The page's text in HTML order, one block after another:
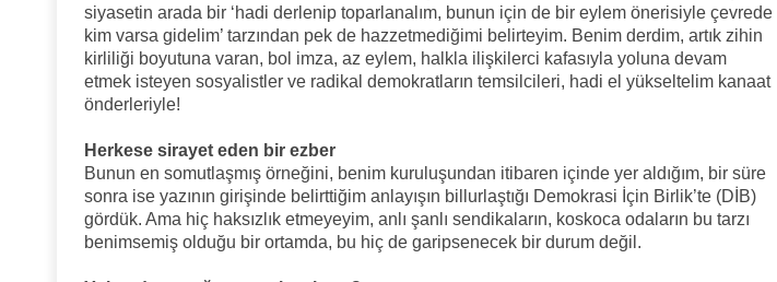
siyasetin arada bir ‘hadi derlenip toparlanalım, bunun için de bir eylem önerisiyle çevrede
kim varsa gidelim’ tarzından pek de hazzetmediğimi belirteyim. Benim derdim, artık zihin
kirliliği boyutuna varan, bol imza, az eylem, halkla ilişkilerci kafasıyla yoluna devam
etmek isteyen sosyalistler ve radikal demokratların temsilcileri, hadi el yükseltelim kanaat
önderleriyle!
Herkese sirayet eden bir ezber
Bunun en somutlaşmış örneğini, benim kuruluşundan itibaren içinde yer aldığım, bir süre
sonra ise yazının girişinde belirttiğim anlayışın billurlaştığı Demokrasi İçin Birlik’te (DİB)
gördük. Ama hiç haksızlık etmeyeyim, anlı şanlı sendikaların, koskoca odaların bu tarzı
benimsemiş olduğu bir ortamda, bu hiç de garipsenecek bir durum değil.